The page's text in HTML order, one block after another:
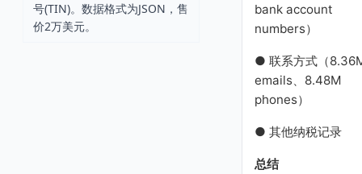
号(TIN)。数据格式为JSON，售
价2万美元。
bank account
numbers）
● 联系方式（
emails、8.48M
phones）
● 其他纳税记录
总结